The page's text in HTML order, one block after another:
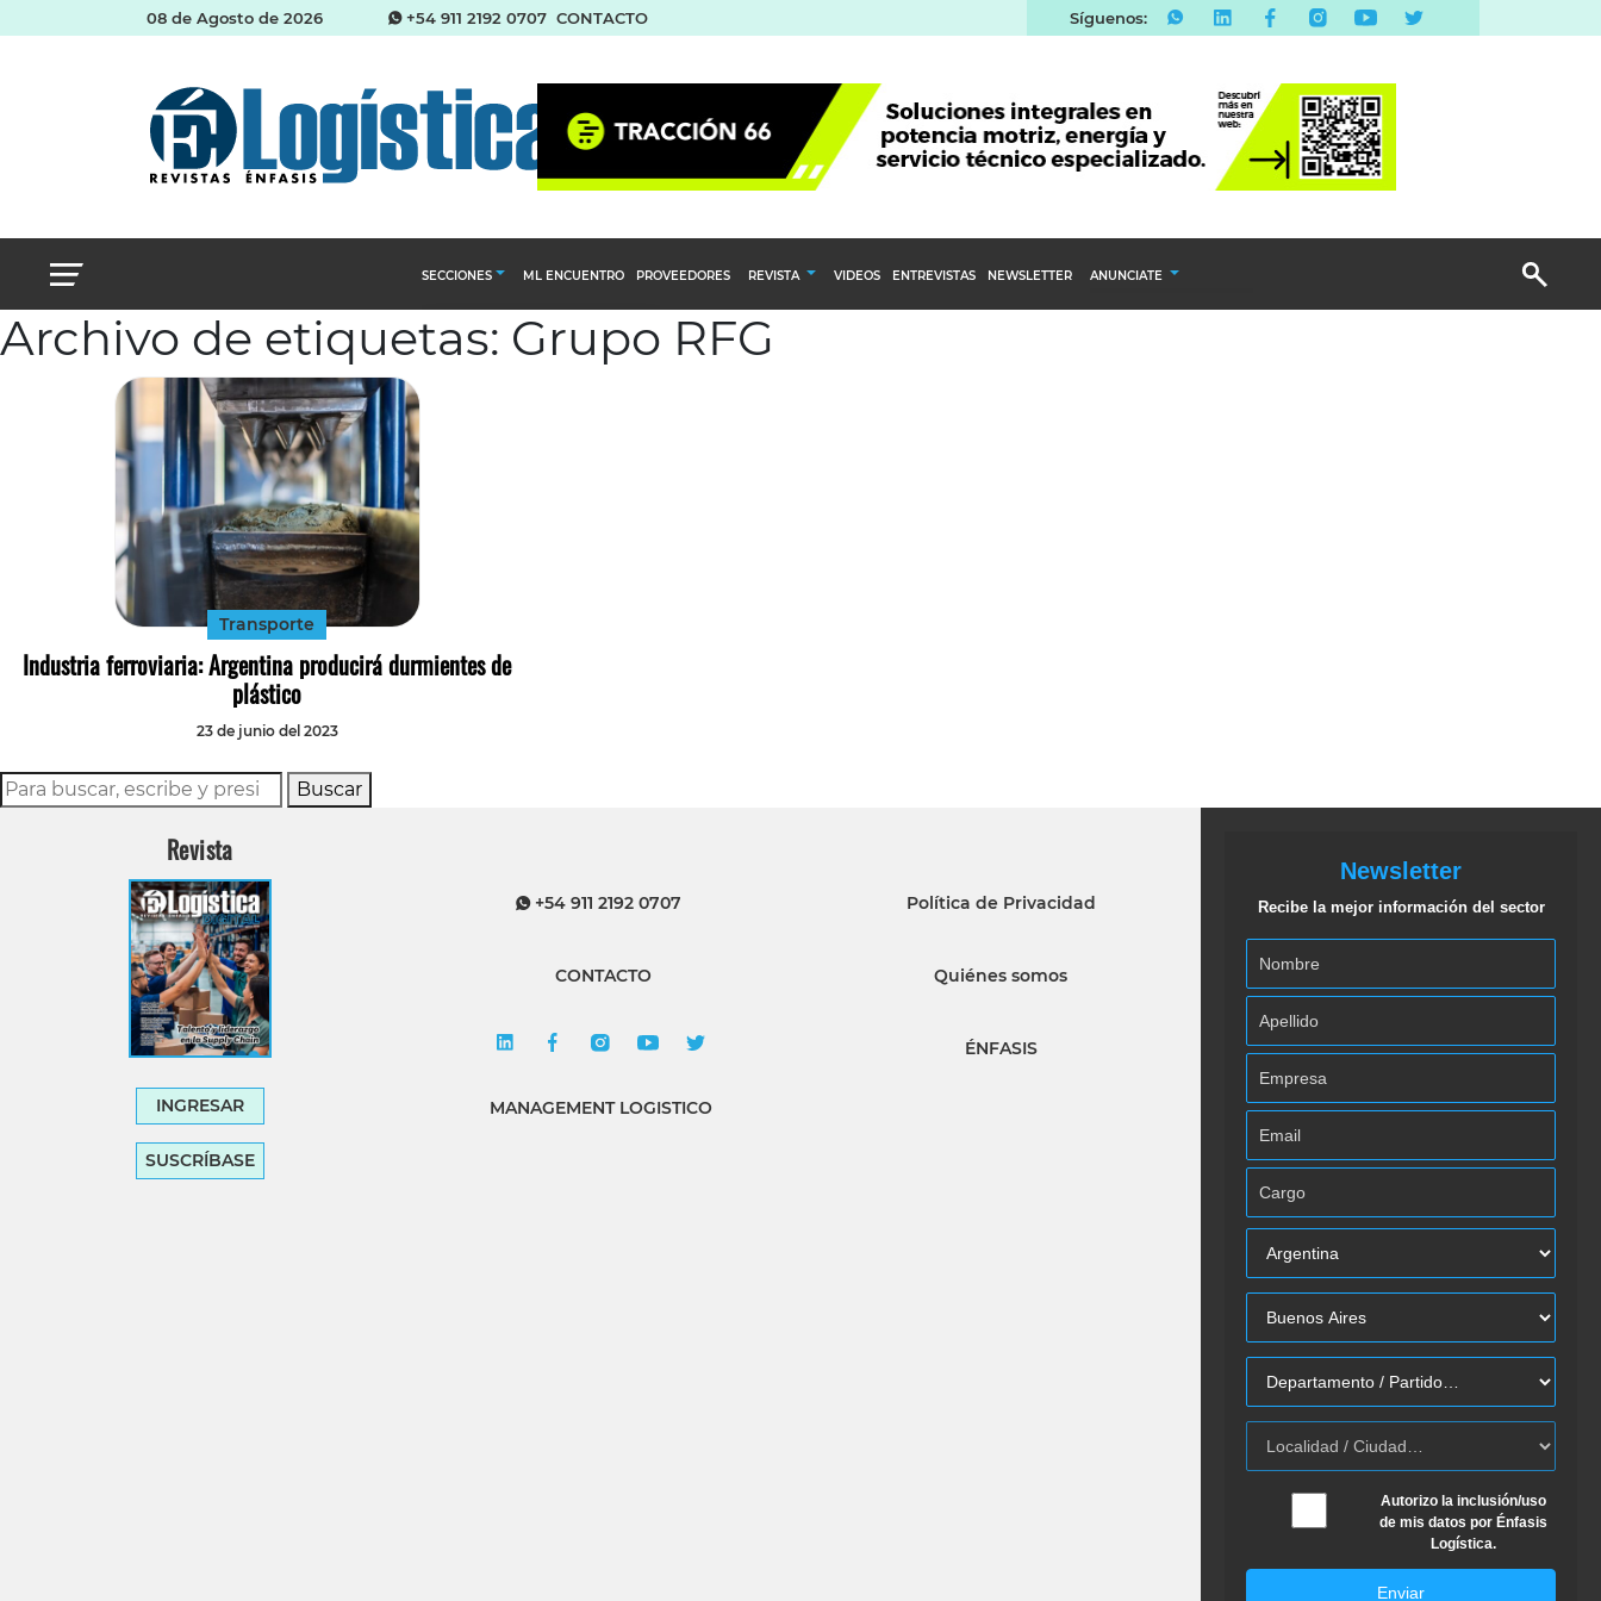
08 de Agosto de 2026 +54 911 2192 0707 CONTACTO Síguenos:
SECCIONES
Abastecimiento y compras
ML ENCUENTRO PROVEEDORES REVISTA VIDEOS ENTREVISTAS NEWSLETTER ANUNCIATE
Archivo de etiquetas: Grupo RFG
Transporte
Industria ferroviaria: Argentina producirá durmientes de
plástico
23 de junio del 2023
Buscar
Revista
INGRESAR
SUSCRÍBASE
+54 911 2192 0707
CONTACTO
MANAGEMENT LOGISTICO
Política de Privacidad
Quiénes somos
ÉNFASIS
Newsletter
Recibe la mejor información del sector
Autorizo la inclusión/uso
de mis datos por Énfasis
Logística.
Enviar